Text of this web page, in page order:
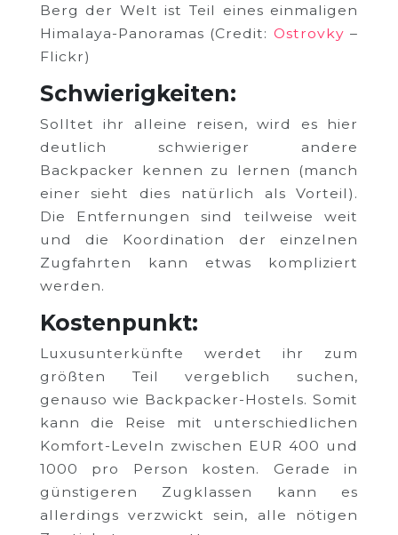
Berg der Welt ist Teil eines einmaligen
Himalaya-Panoramas (Credit: Ostrovky –
Flickr)
Schwierigkeiten:
Solltet ihr alleine reisen, wird es hier
deutlich schwieriger andere
Backpacker kennen zu lernen (manch
einer sieht dies natürlich als Vorteil).
Die Entfernungen sind teilweise weit
und die Koordination der einzelnen
Zugfahrten kann etwas kompliziert
werden.
Kostenpunkt:
Luxusunterkünfte werdet ihr zum
größten Teil vergeblich suchen,
genauso wie Backpacker-Hostels. Somit
kann die Reise mit unterschiedlichen
Komfort-Leveln zwischen EUR 400 und
1000 pro Person kosten. Gerade in
günstigeren Zugklassen kann es
allerdings verzwickt sein, alle nötigen